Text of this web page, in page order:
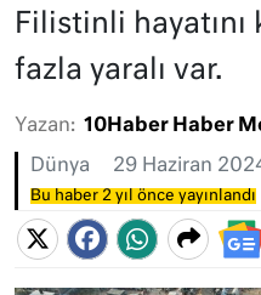
Filistinli
fazla yaralı var.
Yazan: 10Haber Haber
Dünya 29 Haziran
Bu haber 2 yıl önce yayınlandı